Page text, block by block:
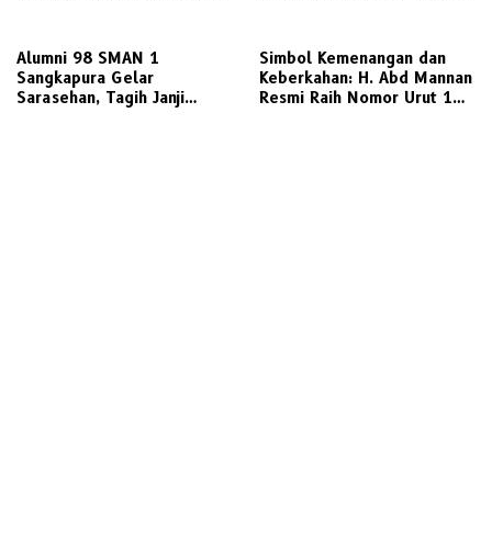
Alumni 98 SMAN 1
Sangkapura Gelar
Sarasehan, Tagih Janji
Simbol Kemenangan dan
Keberkahan: H. Abd Mannan
Resmi Raih Nomor Urut 1